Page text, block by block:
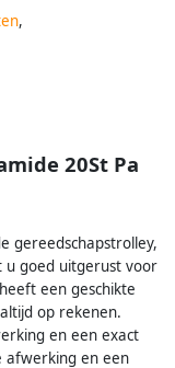
,
20St Pa
gereedschapstrolley,
u goed uitgerust voor
een geschikte
op rekenen.
en een exact
afwerking en een